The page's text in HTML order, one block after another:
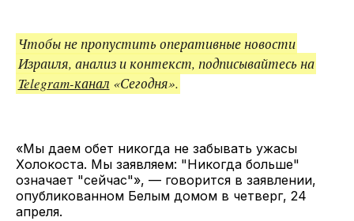
Чтобы не пропустить оперативные новости
Израиля, анализ и контекст, подписывайтесь на
Telegram-канал «Сегодня».
«Мы даем обет никогда не забывать ужасы
Холокоста. Мы заявляем: "Никогда больше"
означает "сейчас"», — говорится в заявлении,
опубликованном Белым домом в четверг, 24
апреля.